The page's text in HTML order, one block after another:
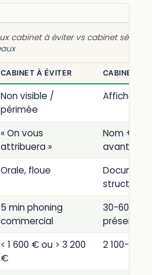
cabinet à éviter vs cabinet sérieux
CABINET À ÉVITER CABINET
Non visible /
périmée
Affichée, à
« On vous
attribuera »
Nom +
avant
Orale, floue
structuré
5 min phoning
commercial
30-60 min
présentiel
< 1 600 € ou > 3 200
€
2 100-2